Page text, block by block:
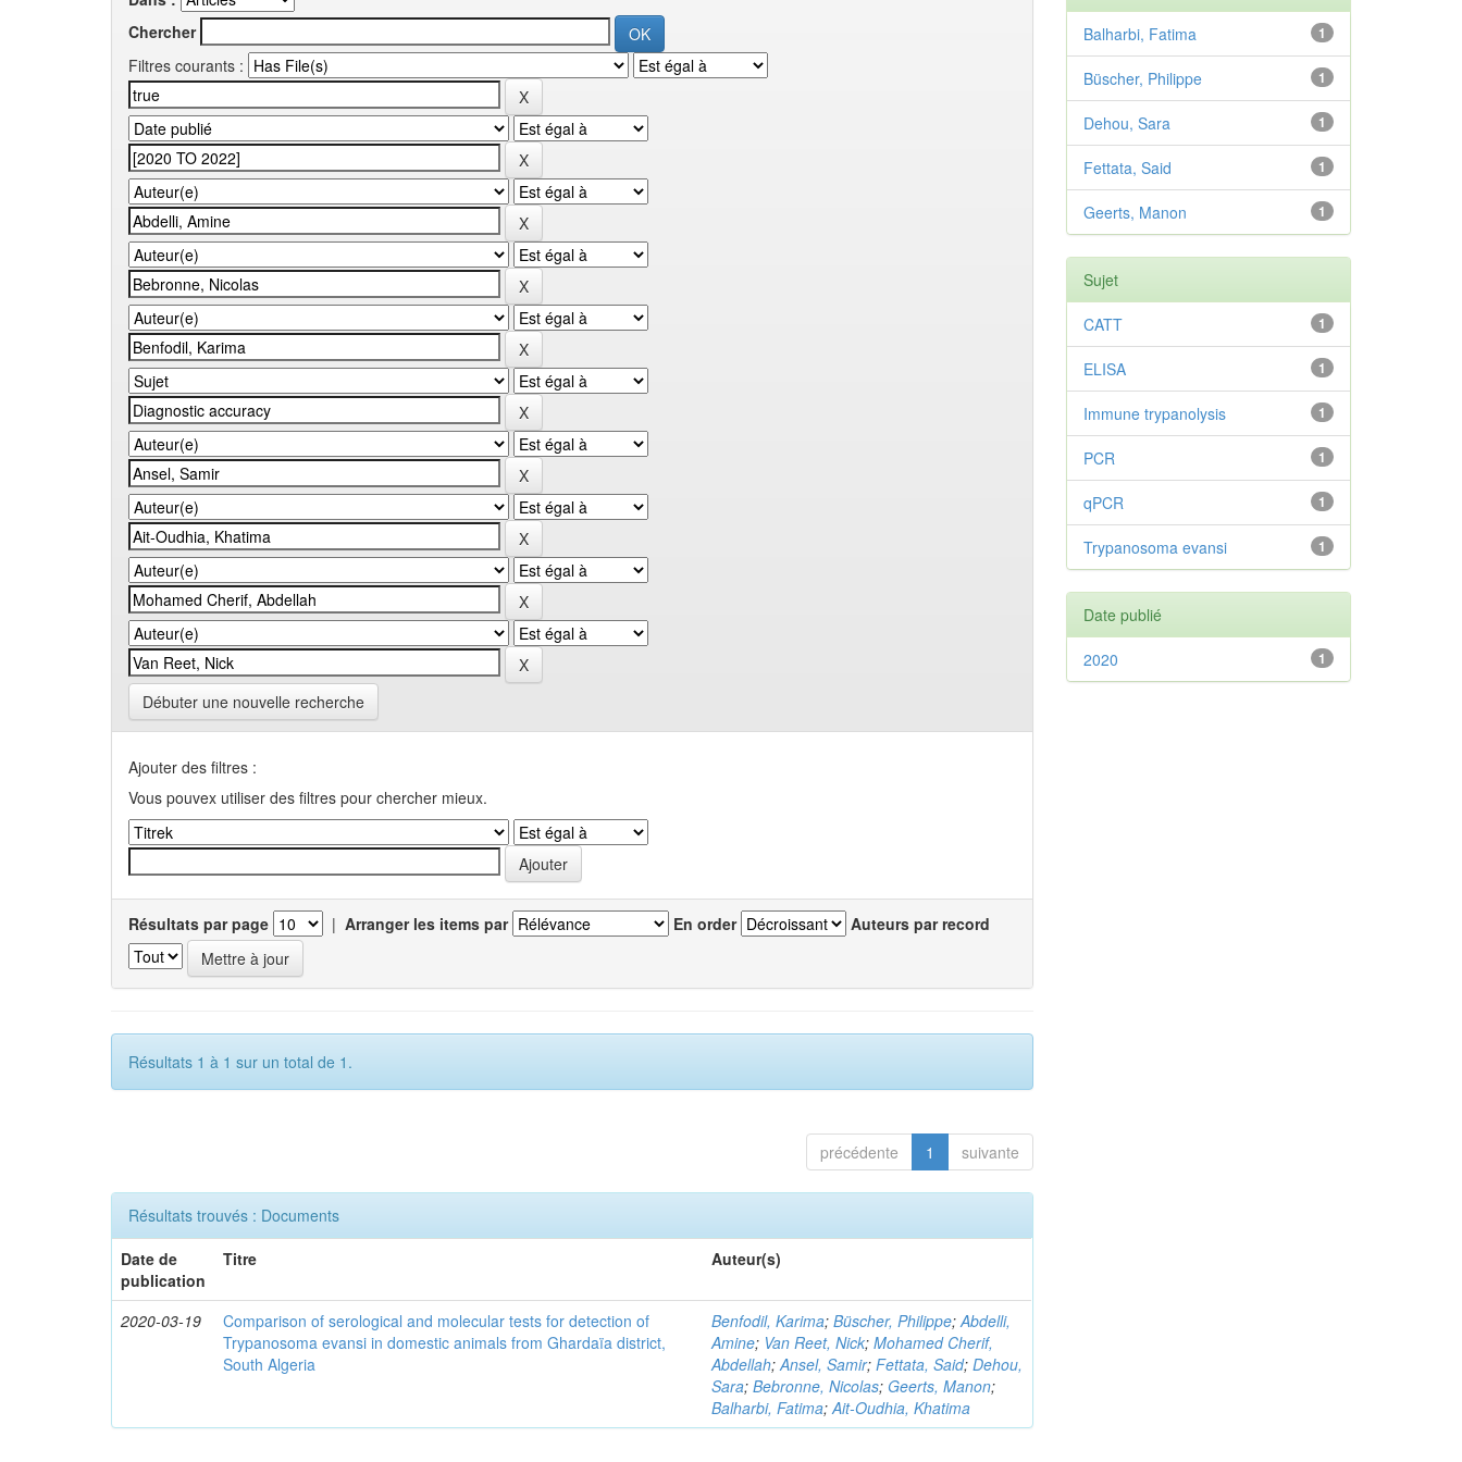
Chercher
Filtres courants :
Débuter une nouvelle recherche
Ajouter des filtres :
Vous pouvex utiliser des filtres pour chercher mieux.
Résultats par page | Arranger les items par En order Auteurs par record
Résultats 1 à 1 sur un total de 1.
précédente 1 suivante
Résultats trouvés : Documents
Date de
publication
Titre Auteur(s)
2020-03-19
Comparison of serological and molecular tests for detection of
Trypanosoma evansi in domestic animals from Ghardaïa district,
South Algeria
Benfodil, Karima;Büscher, Philippe;Abdelli,
Amine; Van Reet, Nick;Mohamed Cherif,
Abdellah;Ansel, Samir;Fettata, Said;Dehou,
Sara;Bebronne, Nicolas; Geerts, Manon;
Balharbi, Fatima;Ait-Oudhia, Khatima
1
Balharbi, Fatima
1
Büscher, Philippe
1
Dehou, Sara
1
Fettata, Said
1
Geerts, Manon
Sujet
1
CATT
1
ELISA
1
Immune trypanolysis
1
PCR
1
qPCR
1
Trypanosoma evansi
Date publié
1
2020